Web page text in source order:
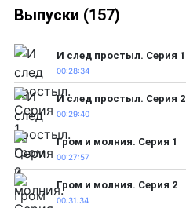
Выпуски (157)
И след простыл. Серия 1
00:28:34
И след простыл. Серия 2
00:29:40
Гром и молния. Серия 1
00:27:57
Гром и молния. Серия 2
00:31:34